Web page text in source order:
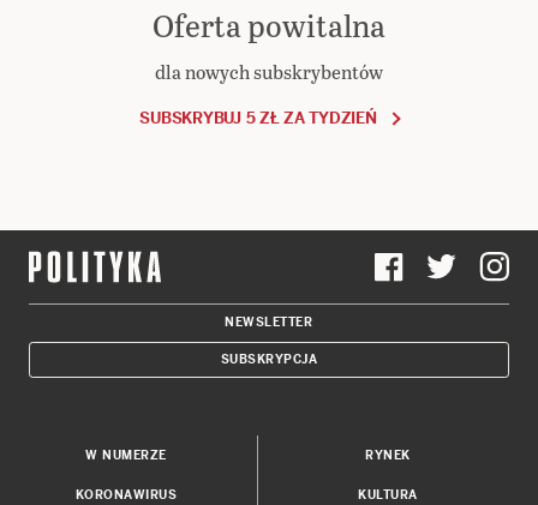
Oferta powitalna
dla nowych subskrybentów
SUBSKRYBUJ 5 ZŁ ZA TYDZIEŃ
NEWSLETTER
SUBSKRYPCJA
W NUMERZE
KORONAWIRUS
RYNEK
KULTURA